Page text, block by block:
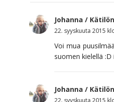
Johanna /
22. syyskuuta 2015
Voi mua
suomen kielellä :D
Johanna /